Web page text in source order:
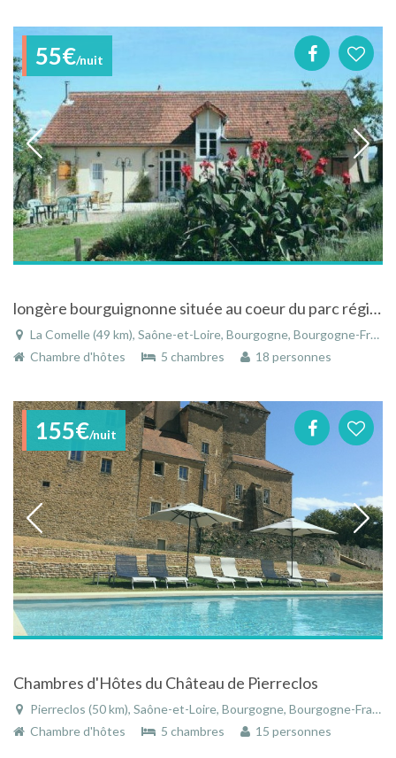
55€/nuit
longère bourguignonne située au coeur du parc régional du morvan
La Comelle (49 km), Saône-et-Loire, Bourgogne, Bourgogne-Franche-Comté, France
Chambre d'hôtes
5 chambres 18 personnes
155€/nuit
Chambres d'Hôtes du Château de Pierreclos
Pierreclos (50 km), Saône-et-Loire, Bourgogne, Bourgogne-Franche-Comté, France
Chambre d'hôtes
5 chambres 15 personnes